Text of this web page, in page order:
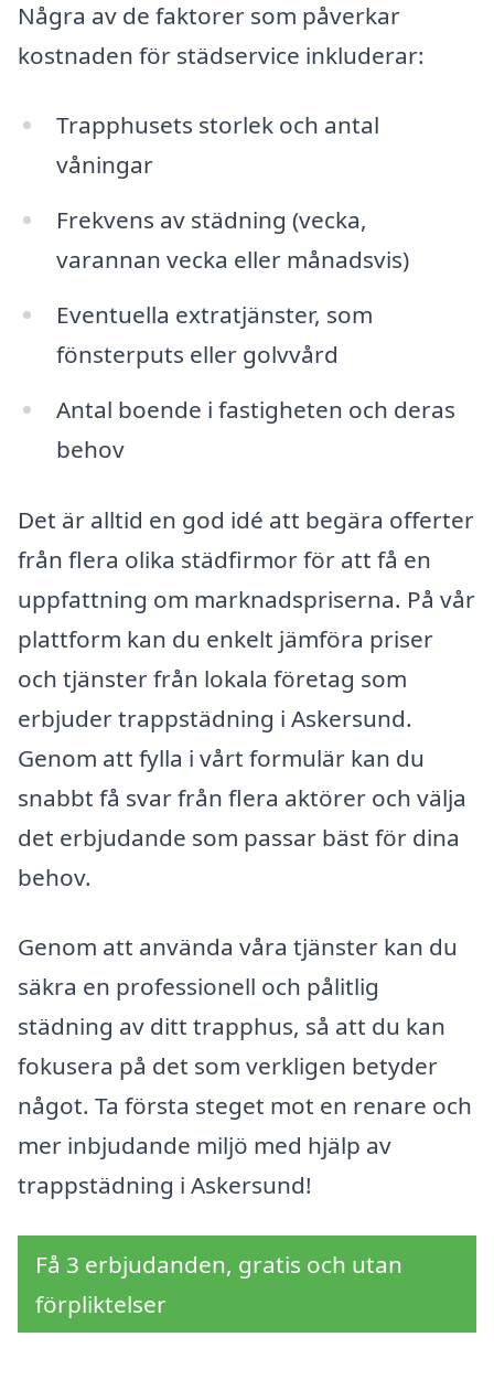
Några av de faktorer som påverkar
kostnaden för städservice inkluderar:
Trapphusets storlek och antal
våningar
Frekvens av städning (vecka,
varannan vecka eller månadsvis)
Eventuella extratjänster, som
fönsterputs eller golvvård
Antal boende i fastigheten och deras
behov
Det är alltid en god idé att begära offerter
från flera olika städfirmor för att få en
uppfattning om marknadspriserna. På vår
plattform kan du enkelt jämföra priser
och tjänster från lokala företag som
erbjuder trappstädning i Askersund.
Genom att fylla i vårt formulär kan du
snabbt få svar från flera aktörer och välja
det erbjudande som passar bäst för dina
behov.
Genom att använda våra tjänster kan du
säkra en professionell och pålitlig
städning av ditt trapphus, så att du kan
fokusera på det som verkligen betyder
något. Ta första steget mot en renare och
mer inbjudande miljö med hjälp av
trappstädning i Askersund!
Få 3 erbjudanden, gratis och utan
förpliktelser